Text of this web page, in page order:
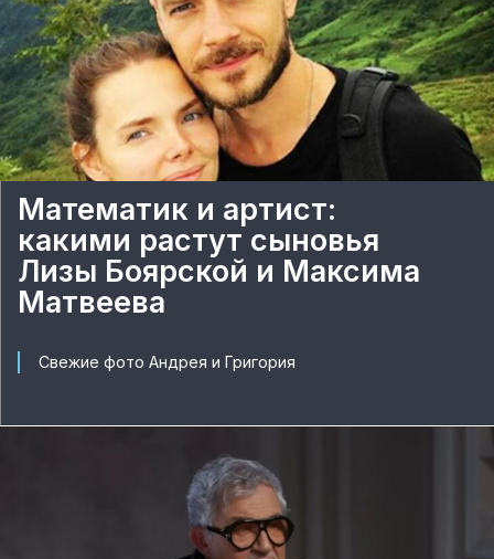
Математик и артист:
какими растут сыновья
Лизы Боярской и Максима
Матвеева
Свежие фото Андрея и Григория